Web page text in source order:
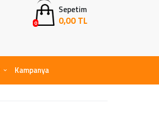
0
Sepetim
0,00 TL
Kampanya